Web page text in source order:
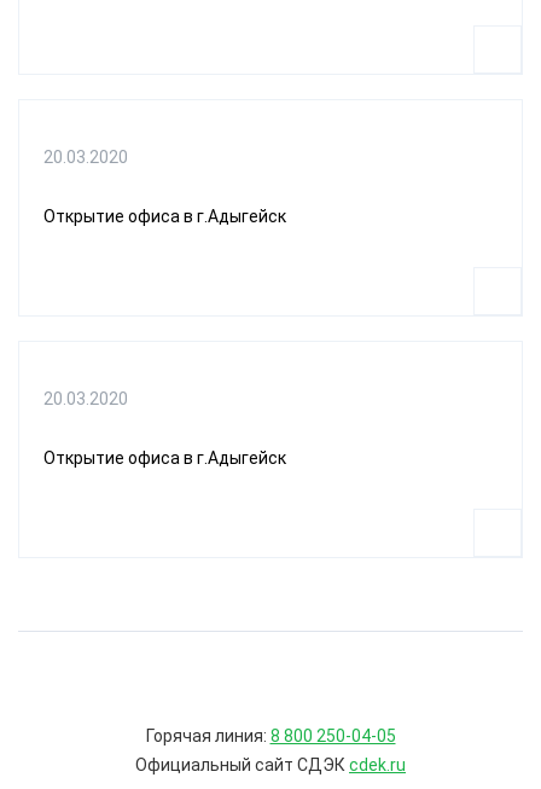
20.03.2020
Открытие офиса в г.Адыгейск
20.03.2020
Открытие офиса в г.Адыгейск
Горячая линия: 8 800 250-04-05
Официальный сайт СДЭК cdek.ru